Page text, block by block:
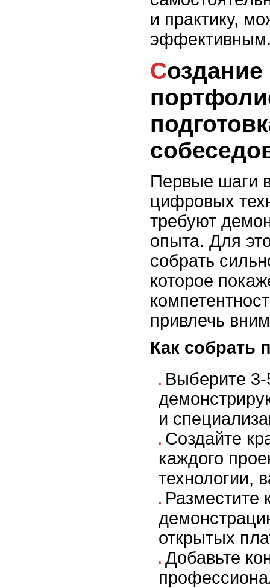
и практику,
Создание первого
Первые шаги
цифровых
требуют
опыта. Для
собрать
которое
привлечь
Как собрать
Выберите 3-
и
Создайте
каждого
технологии,
Разместите
открытых
Добавьте